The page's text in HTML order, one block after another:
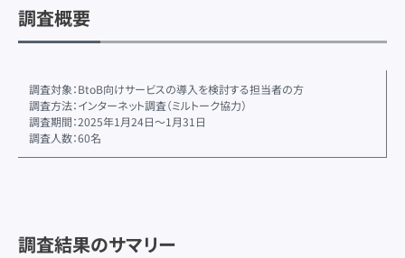
調査概要
調査対象：BtoB向けサービスの導入を検討する担当者の方
調査方法：インターネット調査（ミルトーク協力）
調査期間：2025年1月24日〜1月31日
調査人数：60名
調査結果のサマリー